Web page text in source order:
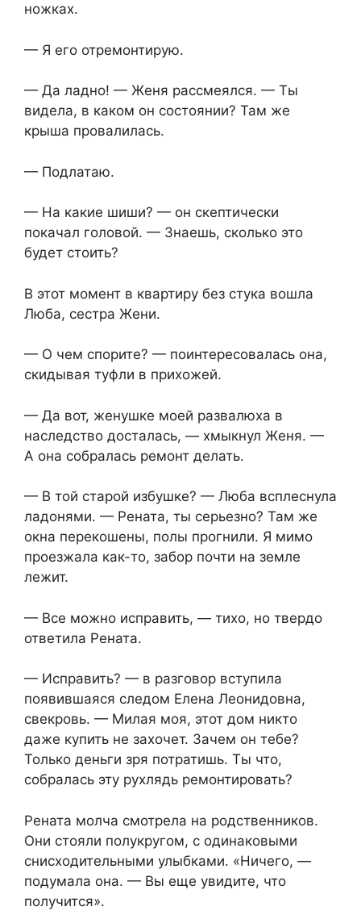
ножках.
— Я его отремонтирую.
— Да ладно! — Женя рассмеялся. — Ты
видела, в каком он состоянии? Там же
крыша провалилась.
— Подлатаю.
— На какие шиши? — он скептически
покачал головой. — Знаешь, сколько это
будет стоить?
В этот момент в квартиру без стука вошла
Люба, сестра Жени.
— О чем спорите? — поинтересовалась она,
скидывая туфли в прихожей.
— Да вот, женушке моей развалюха в
наследство досталась, — хмыкнул Женя. —
А она собралась ремонт делать.
— В той старой избушке? — Люба всплеснула
ладонями. — Рената, ты серьезно? Там же
окна перекошены, полы прогнили. Я мимо
проезжала как-то, забор почти на земле
лежит.
— Все можно исправить, — тихо, но твердо
ответила Рената.
— Исправить? — в разговор вступила
появившаяся следом Елена Леонидовна,
свекровь. — Милая моя, этот дом никто
даже купить не захочет. Зачем он тебе?
Только деньги зря потратишь. Ты что,
собралась эту рухлядь ремонтировать?
Рената молча смотрела на родственников.
Они стояли полукругом, с одинаковыми
снисходительными улыбками. «Ничего, —
подумала она. — Вы еще увидите, что
получится».